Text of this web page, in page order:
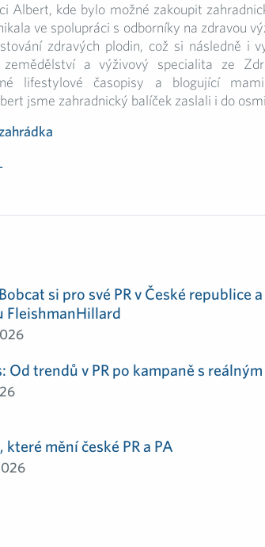
Albert, kde bylo možné zakoupit
ve spolupráci s odborníky na zdravou
zdravých plodin, což si následně i
a výživový specialita ze
lifestylové časopisy a blogující
jsme zahradnický balíček zaslali i do
si pro své PR v České republice
FleishmanHillard
Od trendů v PR po kampaně s
mění české PR a PA